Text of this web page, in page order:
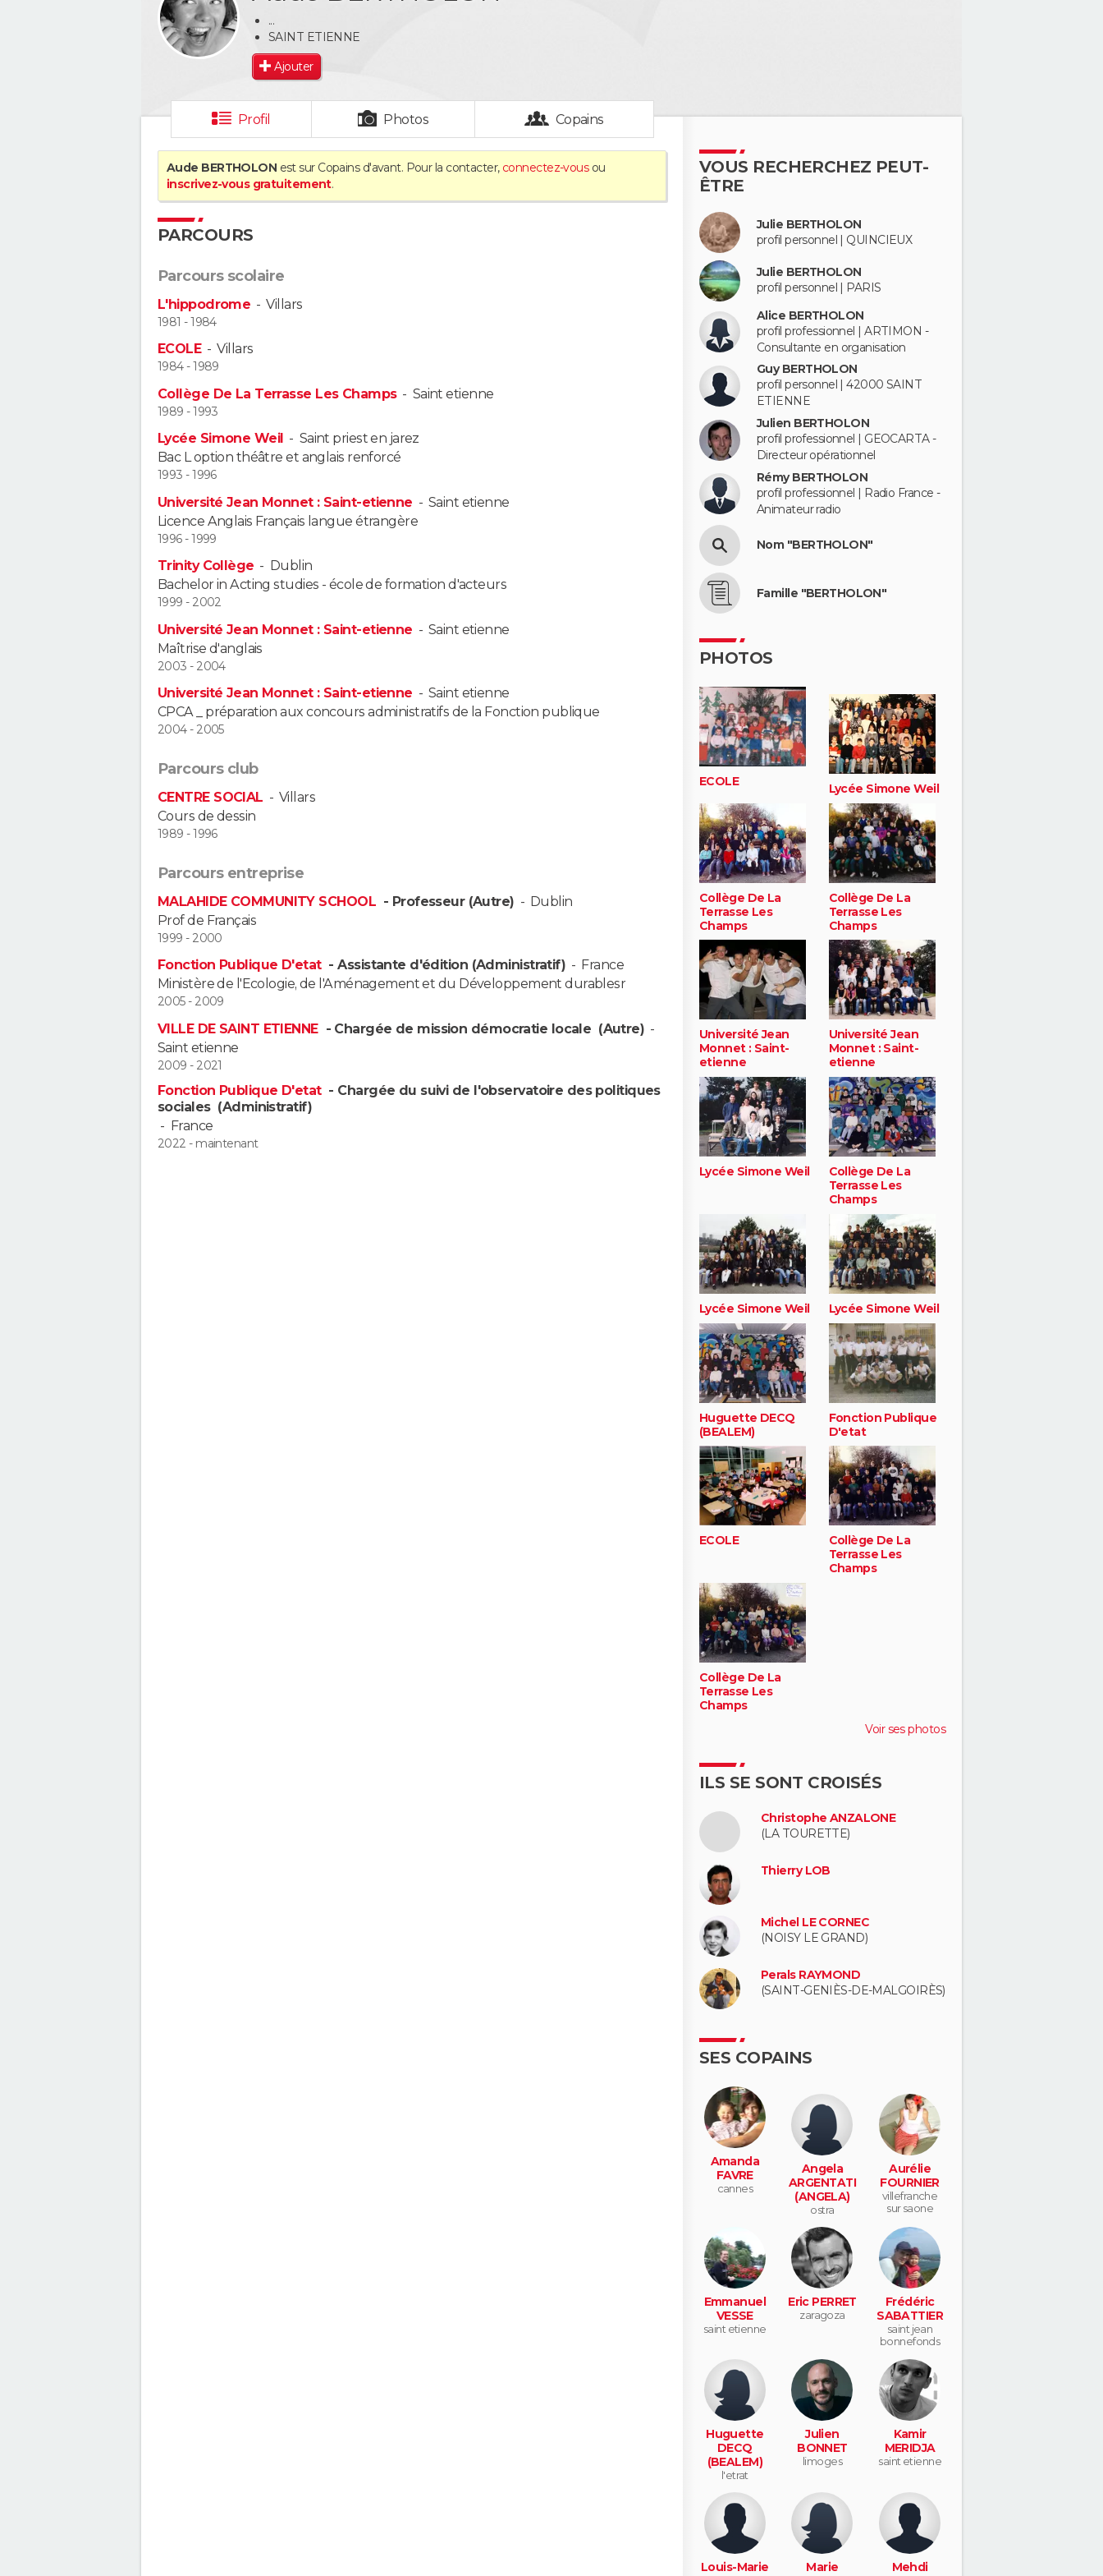
...
SAINT ETIENNE
Ajouter
Profil Photos Copains
Aude BERTHOLON est sur Copains d'avant. Pour la contacter, connectez-vousou
inscrivez-vous gratuitement.
PARCOURS
Parcours scolaire
L'hippodrome -Villars
1981 - 1984
ECOLE-Villars
1984 - 1989
Collège De La Terrasse Les Champs- Saint etienne
1989 - 1993
Lycée Simone Weil - Saint priest en jarez
Bac L option théâtre et anglais renforcé
1993 - 1996
Université Jean Monnet : Saint-etienne - Saint etienne
Licence Anglais Français langue étrangère
1996 - 1999
Trinity Collège - Dublin
Bachelor in Acting studies - école de formation d'acteurs
1999 - 2002
Université Jean Monnet : Saint-etienne - Saint etienne
Maîtrise d'anglais
2003 - 2004
Université Jean Monnet : Saint-etienne - Saint etienne
CPCA _ préparation aux concours administratifs de la Fonction publique
2004 - 2005
Parcours club
CENTRE SOCIAL - Villars
Cours de dessin
1989 - 1996
Parcours entreprise
MALAHIDE COMMUNITY SCHOOL - Professeur (Autre) - Dublin
Prof de Français
1999 - 2000
Fonction Publique D'etat - Assistante d'édition (Administratif) - France
Ministère de l'Ecologie, de l'Aménagement et du Développement durablesr
2005 - 2009
VILLE DE SAINT ETIENNE - Chargée de mission démocratie locale (Autre) -
Saint etienne
2009 - 2021
Fonction Publique D'etat - Chargée du suivi de l'observatoire des politiques
sociales (Administratif)
- France
2022 - maintenant
VOUS RECHERCHEZ PEUT-
ÊTRE
Julie BERTHOLON
profil personnel | QUINCIEUX
Julie BERTHOLON
profil personnel | PARIS
Alice BERTHOLON
profil professionnel | ARTIMON -
Consultante en organisation
Guy BERTHOLON
profil personnel | 42000 SAINT
ETIENNE
Julien BERTHOLON
profil professionnel | GEOCARTA -
Directeur opérationnel
Rémy BERTHOLON
profil professionnel | Radio France -
Animateur radio
Nom "BERTHOLON"
Famille "BERTHOLON"
PHOTOS
ECOLE Lycée Simone Weil
Collège De La
Terrasse Les
Champs
Collège De La
Terrasse Les
Champs
Université Jean
Monnet : Saint-
etienne
Université Jean
Monnet : Saint-
etienne
Lycée Simone Weil
Collège De La
Terrasse Les
Champs
Lycée Simone Weil Lycée Simone Weil
Huguette DECQ
(BEALEM)
Fonction Publique
D'etat
ECOLE
Collège De La
Terrasse Les
Champs
Collège De La
Terrasse Les
Champs
Voir ses photos
ILS SE SONT CROISÉS
Christophe ANZALONE
(LA TOURETTE)
Thierry LOB
Michel LE CORNEC
(NOISY LE GRAND)
Perals RAYMOND
(SAINT-GENIÈS-DE-MALGOIRÈS)
SES COPAINS
Amanda
FAVRE
cannes
Angela
ARGENTATI
(ANGELA)
ostra
Aurélie
FOURNIER
villefranche
sur saone
Emmanuel
VESSE
saint etienne
Eric PERRET
zaragoza
Frédéric
SABATTIER
saint jean
bonnefonds
Huguette
DECQ
(BEALEM)
l'etrat
Julien
BONNET
limoges
Kamir
MERIDJA
saint etienne
Louis-Marie
Marie
Mehdi